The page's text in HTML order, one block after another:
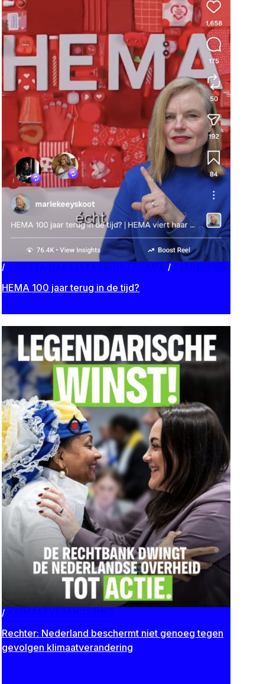
/
HEMA 100 jaar terug in de tijd?
Rechter: Nederland beschermt niet genoeg tegen
gevolgen klimaatverandering